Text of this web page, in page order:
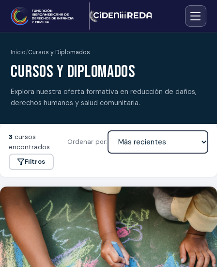
Inicio Cursos y Diplomados
Cursos y Diplomados
Explora nuestra oferta formativa en reducción de daños,
derechos humanos y salud comunitaria.
3 cursos
encontrados
Ordenar por:
Filtros